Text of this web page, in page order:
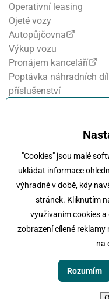
"Cookies" jsou malé
ukládat informace
výhradně v době, kdy
stránek. Kliknutím
využívaním cookies
zobrazení cílené
na
Rozumím
Operativní leasing
Ojeté vozy
Autopůjčovna
Výkup vozu
Pronájem kanceláří
Poptávka náhradních
příslušenství
Klokočka -
Karlovarská
+420 222